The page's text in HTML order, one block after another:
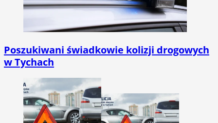
Poszukiwani świadkowie kolizji drogowych
w Tychach